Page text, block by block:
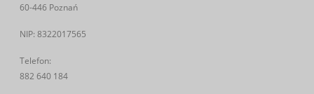
60-446 Poznań
NIP: 8322017565
Telefon:
882 640 184